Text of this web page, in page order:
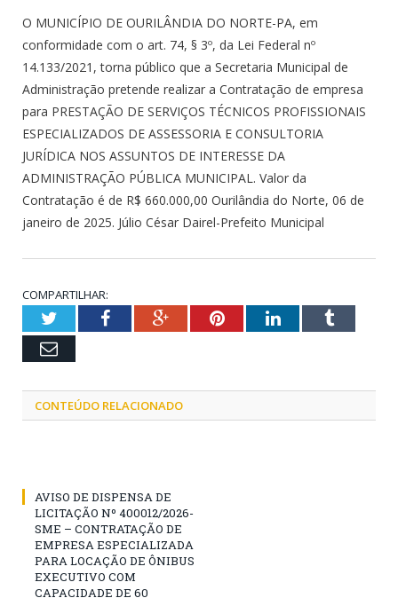
O MUNICÍPIO DE OURILÂNDIA DO NORTE-PA, em
conformidade com o art. 74, § 3º, da Lei Federal nº
14.133/2021, torna público que a Secretaria Municipal de
Administração pretende realizar a Contratação de empresa
para PRESTAÇÃO DE SERVIÇOS TÉCNICOS PROFISSIONAIS
ESPECIALIZADOS DE ASSESSORIA E CONSULTORIA
JURÍDICA NOS ASSUNTOS DE INTERESSE DA
ADMINISTRAÇÃO PÚBLICA MUNICIPAL. Valor da
Contratação é de R$ 660.000,00 Ourilândia do Norte, 06 de
janeiro de 2025. Júlio César Dairel-Prefeito Municipal
COMPARTILHAR:
TwitterFacebookGoogle+PinterestLinkedInTumblr
Email
CONTEÚDO RELACIONADO
AVISO DE DISPENSA DE
LICITAÇÃO Nº 400012/2026-
SME – CONTRATAÇÃO DE
EMPRESA ESPECIALIZADA
PARA LOCAÇÃO DE ÔNIBUS
EXECUTIVO COM
CAPACIDADE DE 60